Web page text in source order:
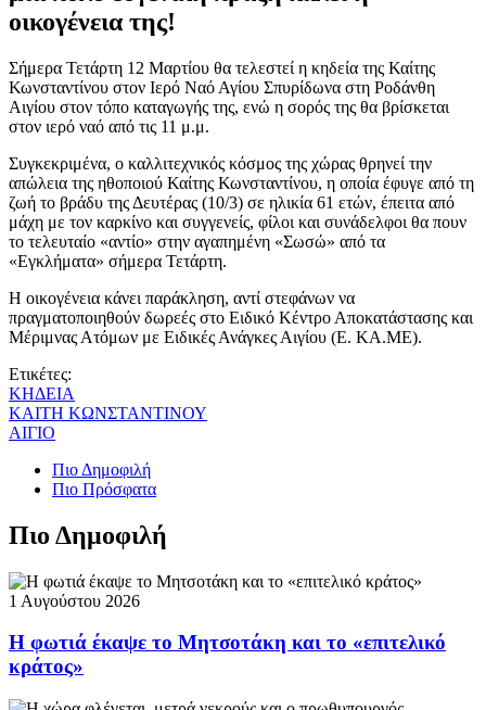
οικογένεια της!
Σήμερα Τετάρτη 12 Μαρτίου θα τελεστεί η κηδεία της Καίτης
Κωνσταντίνου στον Ιερό Ναό Αγίου Σπυρίδωνα στη Ροδάνθη
Αιγίου στον τόπο καταγωγής της, ενώ η σορός της θα βρίσκεται
στον ιερό ναό από τις 11 μ.μ.
Συγκεκριμένα, ο καλλιτεχνικός κόσμος της χώρας θρηνεί την
απώλεια της ηθοποιού Καίτης Κωνσταντίνου, η οποία έφυγε από τη
ζωή το βράδυ της Δευτέρας (10/3) σε ηλικία 61 ετών, έπειτα από
μάχη με τον καρκίνο και συγγενείς, φίλοι και συνάδελφοι θα πουν
το τελευταίο «αντίο» στην αγαπημένη «Σωσώ» από τα
«Εγκλήματα» σήμερα Τετάρτη.
Η οικογένεια κάνει παράκληση, αντί στεφάνων να
πραγματοποιηθούν δωρεές στο Ειδικό Κέντρο Αποκατάστασης και
Μέριμνας Ατόμων με Ειδικές Ανάγκες Αιγίου (Ε. ΚΑ.ΜΕ).
Ετικέτες:
ΚΗΔΕΙΑ
ΚΑΙΤΗ ΚΩΝΣΤΑΝΤΙΝΟΥ
ΑΙΓΙΟ
Πιο Δημοφιλή
Πιο Πρόσφατα
Πιο Δημοφιλή
1 Αυγούστου 2026
Η φωτιά έκαψε το Μητσοτάκη και το «επιτελικό
κράτος»